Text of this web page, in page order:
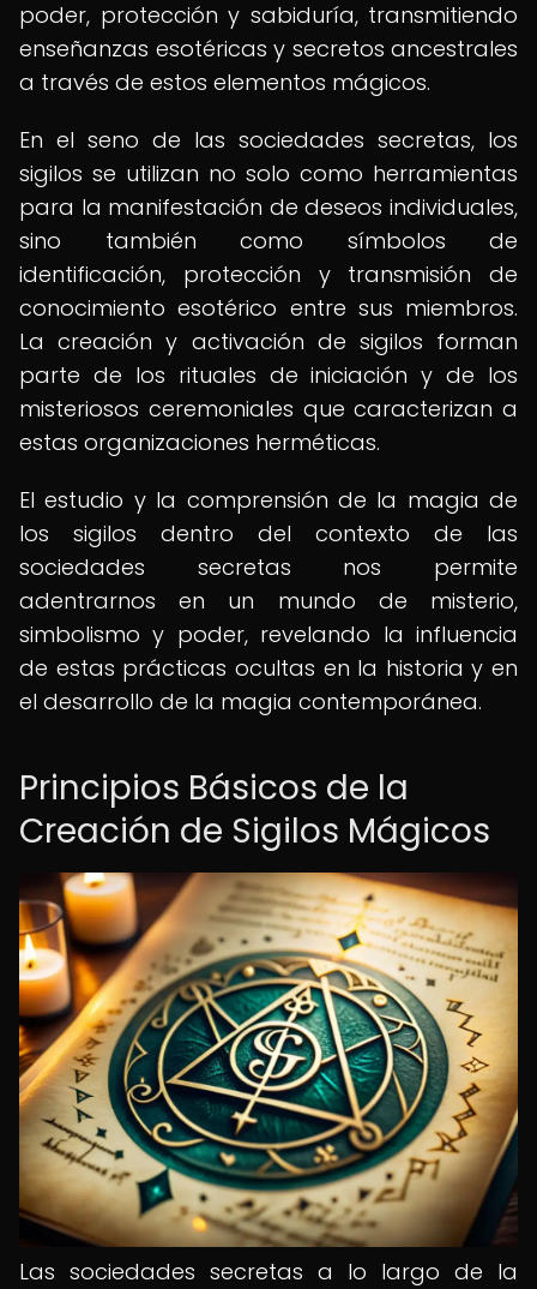
poder, protección y sabiduría, transmitiendo
enseñanzas esotéricas y secretos ancestrales
a través de estos elementos mágicos.
En el seno de las sociedades secretas, los
sigilos se utilizan no solo como herramientas
para la manifestación de deseos individuales,
sino también como símbolos de
identificación, protección y transmisión de
conocimiento esotérico entre sus miembros.
La creación y activación de sigilos forman
parte de los rituales de iniciación y de los
misteriosos ceremoniales que caracterizan a
estas organizaciones herméticas.
El estudio y la comprensión de la magia de
los sigilos dentro del contexto de las
sociedades secretas nos permite
adentrarnos en un mundo de misterio,
simbolismo y poder, revelando la influencia
de estas prácticas ocultas en la historia y en
el desarrollo de la magia contemporánea.
Principios Básicos de la
Creación de Sigilos Mágicos
Las sociedades secretas a lo largo de la